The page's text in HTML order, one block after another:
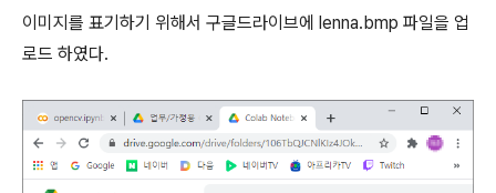
이미지를 표기하기 위해서 구글드라이브에 lenna.bmp 파일을 업
로드 하였다.